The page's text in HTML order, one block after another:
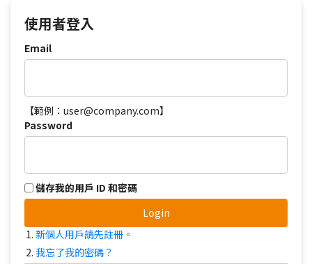
使用者登入
Email
【範例：user@company.com】
Password
儲存我的用戶 ID 和密碼
Login
新個人用戶請先註冊。
我忘了我的密碼？